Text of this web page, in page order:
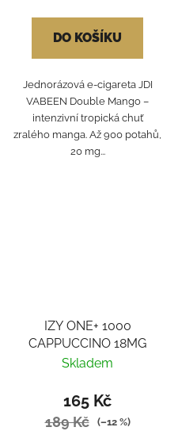
DO KOŠÍKU
Jednorázová e-cigareta JDI
VABEEN Double Mango –
intenzivní tropická chuť
zralého manga. Až 900 potahů,
20 mg...
IZY ONE+ 1000
CAPPUCCINO 18MG
Skladem
165 Kč
189 Kč (–12 %)